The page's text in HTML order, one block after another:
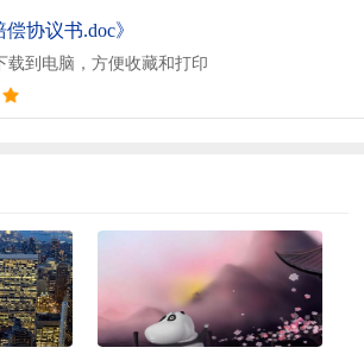
偿协议书.doc》
载到电脑，方便收藏和打印